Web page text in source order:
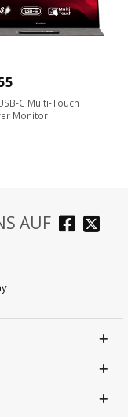
C Multi-Touch
Monitor
AUF